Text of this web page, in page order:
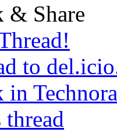
& Share
to
in